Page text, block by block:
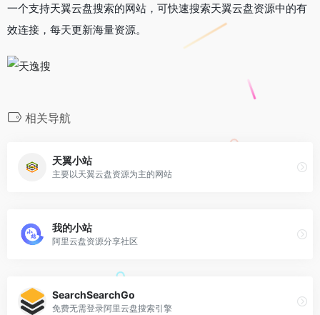
一个支持天翼云盘搜索的网站，可快速搜索天翼云盘资源中的有
效连接，每天更新海量资源。
相关导航
天翼小站
主要以天翼云盘资源为主的网站
我的小站
阿里云盘资源分享社区
SearchSearchGo
免费无需登录阿里云盘搜索引擎